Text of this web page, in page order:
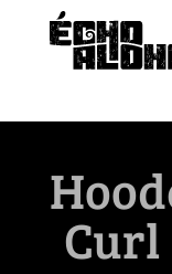
Curl